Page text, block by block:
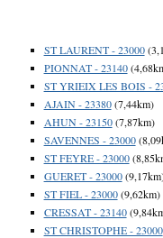
ST LAURENT - 23000
PIONNAT - 23140
ST YRIEIX LES BOIS -
AJAIN - 23380(7,44km)
AHUN - 23150(7,87km)
SAVENNES - 23000
ST FEYRE - 23000
GUERET - 23000
ST FIEL - 23000(9,62km)
CRESSAT - 23140
ST CHRISTOPHE - 23000